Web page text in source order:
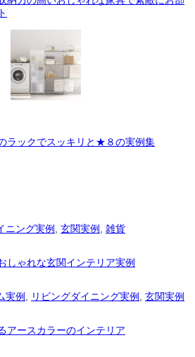
ラックでスッキリと★８の実例集
ニング実例 玄関実例
雑貨
しゃれな玄関インテリア実例
実例 リビングダイニング実例
玄関実例
アースカラーのインテリア